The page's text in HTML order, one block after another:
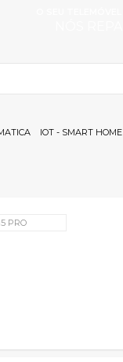
IOT - SMART HOME
PRO